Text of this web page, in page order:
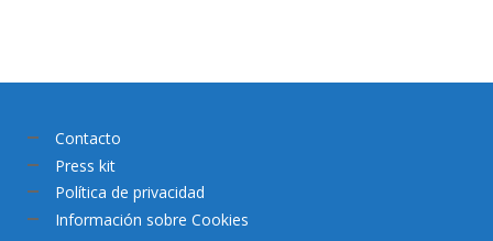
Contacto
Press kit
Política de privacidad
Información sobre Cookies